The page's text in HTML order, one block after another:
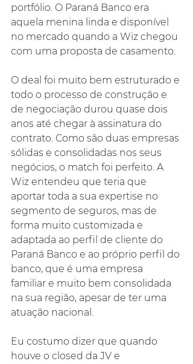
portfólio. O Paraná Banco era
aquela menina linda e disponível
no mercado quando a Wiz chegou
com uma proposta de casamento.
O deal foi muito bem estruturado e
todo o processo de construção e
de negociação durou quase dois
anos até chegar à assinatura do
contrato. Como são duas empresas
sólidas e consolidadas nos seus
negócios, o match foi perfeito. A
Wiz entendeu que teria que
aportar toda a sua expertise no
segmento de seguros, mas de
forma muito customizada e
adaptada ao perfil de cliente do
Paraná Banco e ao próprio perfil do
banco, que é uma empresa
familiar e muito bem consolidada
na sua região, apesar de ter uma
atuação nacional.
Eu costumo dizer que quando
houve o closed da JV e